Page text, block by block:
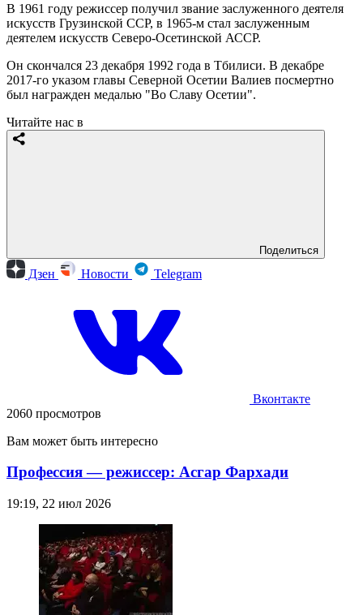
В 1961 году режиссер получил звание заслуженного деятеля
искусств Грузинской ССР, в 1965-м стал заслуженным
деятелем искусств Северо-Осетинской АССР.
Он скончался 23 декабря 1992 года в Тбилиси. В декабре
2017-го указом главы Северной Осетии Валиев посмертно
был награжден медалью "Во Славу Осетии".
Читайте нас в
Поделиться
Дзен Новости Telegram
Вконтакте
2060 просмотров
Вам может быть интересно
Профессия — режиссер: Асгар Фархади
19:19, 22 июл 2026